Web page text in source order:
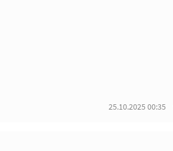
25.10.2025 00:35